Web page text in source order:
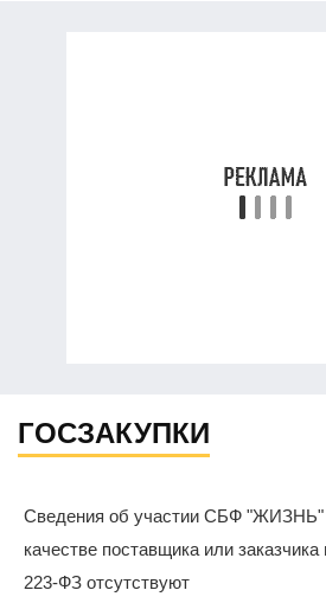
ГОСЗАКУПКИ
Сведения об участии СБФ "ЖИЗНЬ"
качестве поставщика или
223-ФЗ отсутствуют